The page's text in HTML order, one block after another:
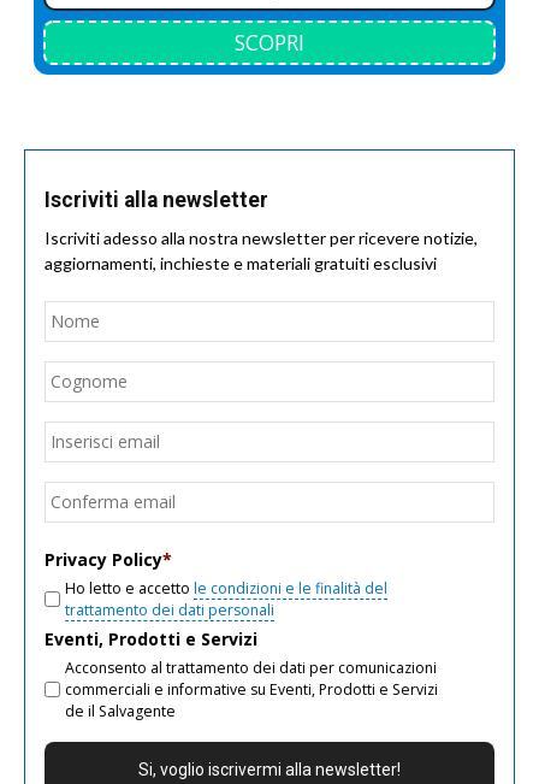
SCOPRI
Iscriviti alla newsletter
Iscriviti adesso alla nostra newsletter per ricevere notizie,
aggiornamenti, inchieste e materiali gratuiti esclusivi
Nome
Email
Privacy Policy*
Ho letto e accetto le condizioni e le finalità del
trattamento dei dati personali
Eventi, Prodotti e Servizi
Acconsento al trattamento dei dati per comunicazioni
commerciali e informative su Eventi, Prodotti e Servizi
de il Salvagente